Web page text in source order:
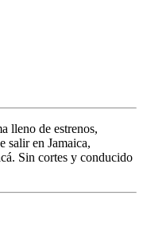
lleno de estrenos,
salir en Jamaica,
Sin cortes y conducido